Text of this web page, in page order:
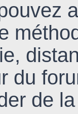
du
de